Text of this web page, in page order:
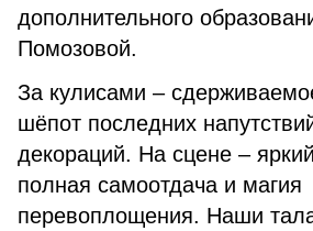
дополнительного
Помозовой.
За кулисами –
шёпот последних
декораций. На сцене –
полная самоотдача и магия
перевоплощения. Наши